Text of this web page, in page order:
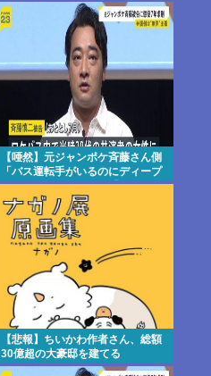
【唖然】元ジャンポケ斉藤さん側
「バス運転手がいるのにディープ
キスなんてできない」「Aさんの
供述には矛盾
点」・・・・・・・・・
【悲報】ちいかわ作者さん、総額
30億超の大豪邸を建てる